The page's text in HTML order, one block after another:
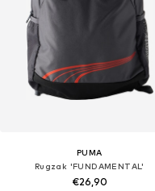
PUMA
Rugzak 'FUNDAMENTAL'
€26,90